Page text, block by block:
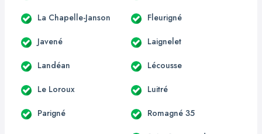
La Chapelle-Janson Fleurigné
Javené Laignelet
Landéan Lécousse
Le Loroux Luitré
Parigné Romagné 35